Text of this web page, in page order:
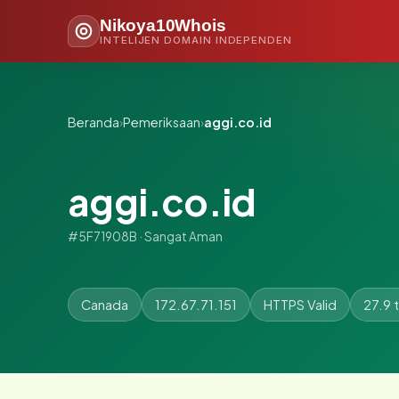
Nikoya10Whois
INTELIJEN DOMAIN INDEPENDEN
Beranda›Pemeriksaan›aggi.co.id
aggi.co.id
#5F71908B · Sangat Aman
Canada 172.67.71.151 HTTPS Valid 27.9